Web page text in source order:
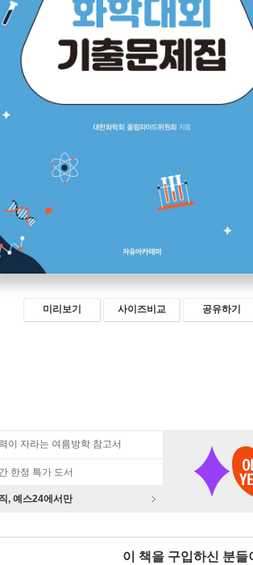
미리보기 사이즈비교 공유하기
이 자라는 여름방학 참고서
한정 특가 도서
, 예스24에서만
이 책을 구입하신 분